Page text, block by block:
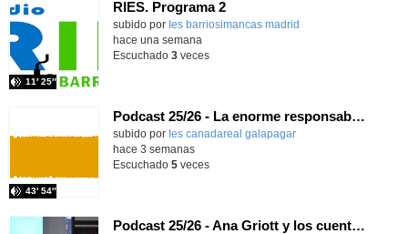
RIES. Programa 2
Contenido educativo.
subido por Ies barriosimancas madrid
11′ 25″
hace una semana
Escuchado 3veces
Podcast 25/26 - La enorme responsabilidad de ser juez
subido por Ies canadareal galapagar
43′ 54″
-
hace 3 semanas
Escuchado 5veces
Podcast 25/26 - Ana Griott y los cuentos de las voces olvidadas